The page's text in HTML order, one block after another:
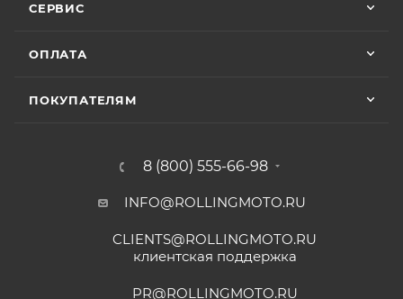
СЕРВИС
ОПЛАТА
ПОКУПАТЕЛЯМ
8 (800) 555-66-98
INFO@ROLLINGMOTO.RU
CLIENTS@ROLLINGMOTO.RU
клиентская поддержка
PR@ROLLINGMOTO.RU